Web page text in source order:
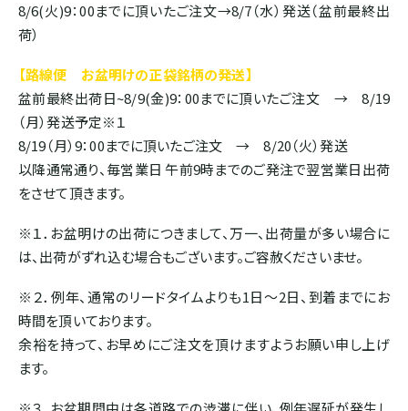
8/6(火)9：00までに頂いたご注文→8/7（水）発送（盆前最終出
荷）
【路線便 お盆明けの正袋銘柄の発送】
盆前最終出荷日~8/9(金)9：00までに頂いたご注文 → 8/19
（月）発送予定※１
8/19（月）9：00までに頂いたご注文 → 8/20（火）発送
以降通常通り、毎営業日 午前9時までのご発注で翌営業日出荷
をさせて頂きます。
※１．お盆明けの出荷につきまして、万一、出荷量が多い場合に
は、出荷がずれ込む場合もございます。ご容赦くださいませ。
※２．例年、通常のリードタイムよりも1日～2日、到着までにお
時間を頂いております。
余裕を持って、お早めにご注文を頂けますようお願い申し上げ
ます。